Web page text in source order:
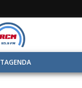
AGENDA